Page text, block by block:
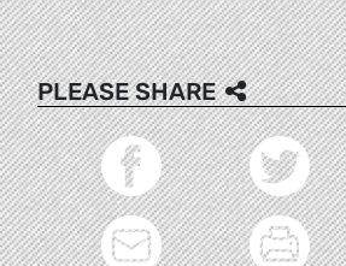
PLEASE SHARE